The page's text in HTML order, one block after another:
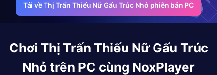
Tải về Thị Trấn Thiếu Nữ Gấu Trúc Nhỏ phiên bản PC
Chơi Thị Trấn Thiếu Nữ Gấu Trúc
Nhỏ trên PC cùng NoxPlayer